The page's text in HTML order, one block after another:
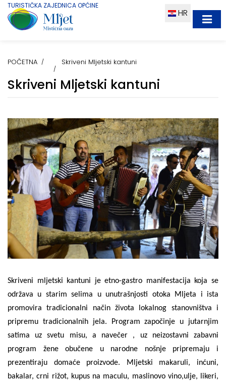
TURISTIČKA ZAJEDNICA OPĆINE
HR
POČETNA Skriveni Mljetski kantuni
Skriveni Mljetski kantuni
Skriveni mljetski kantuni je etno-gastro manifestacija koja se
održava u starim selima u unutrašnjosti otoka Mljeta i ista
promovira tradicionalni način života lokalnog stanovništva i
pripremu tradicionalnih jela. Program započinje u jutarnjim
satima uz svetu misu, a navečer , uz neizostavni zabavni
program žene obučene u narodne nošnje pripremaju i
prezentiraju domaće proizvode. Mljetski makaruli, inćuni,
bakalar, crni rižot, kupus na maculu, maslinovo vino,ulje, likeri,